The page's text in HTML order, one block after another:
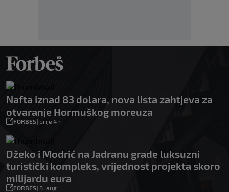
Nafta iznad 83 dolara, nova lista zahtjeva za
otvaranje Hormuškog moreuza
FORBES| prije 4 h
Džeko i Modrić na Jadranu grade luksuzni
turistički kompleks, vrijednost projekta skoro
milijardu eura
FORBES| 8. aug.